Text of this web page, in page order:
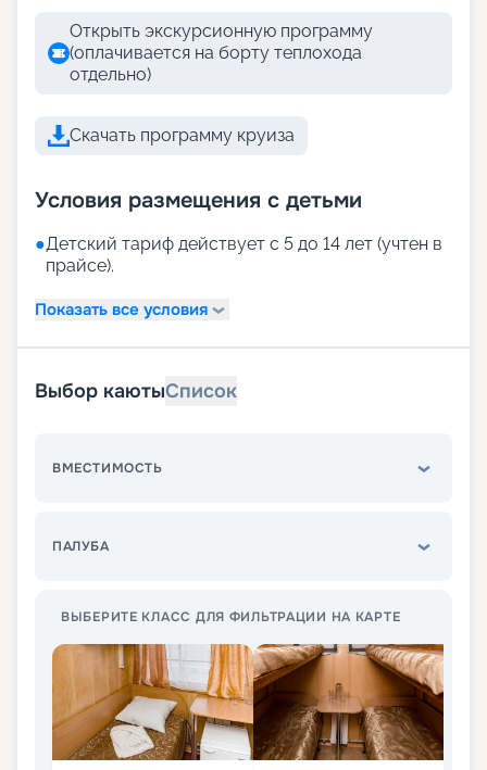
Открыть экскурсионную программу
(оплачивается на борту теплохода
отдельно)
Скачать программу круиза
Условия размещения с детьми
●Детский тариф действует с 5 до 14 лет (учтен в
прайсе).
Показать все условия
Выбор каютыСписок
ВМЕСТИМОСТЬ
ПАЛУБА
ВЫБЕРИТЕ КЛАСС ДЛЯ ФИЛЬТРАЦИИ НА КАРТЕ